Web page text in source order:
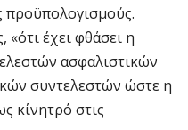
προϋπολογισμούς.
έχει φθάσει η
ασφαλιστικών
συντελεστών ώστε η
κίνητρό στις